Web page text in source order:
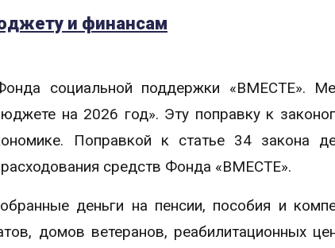
и финансам
социальной поддержки «ВМЕСТЕ».
на 2026 год». Эту поправку к
Поправкой к статье 34 закона
средств Фонда «ВМЕСТЕ».
деньги на пенсии, пособия и
домов ветеранов, реабилитационных